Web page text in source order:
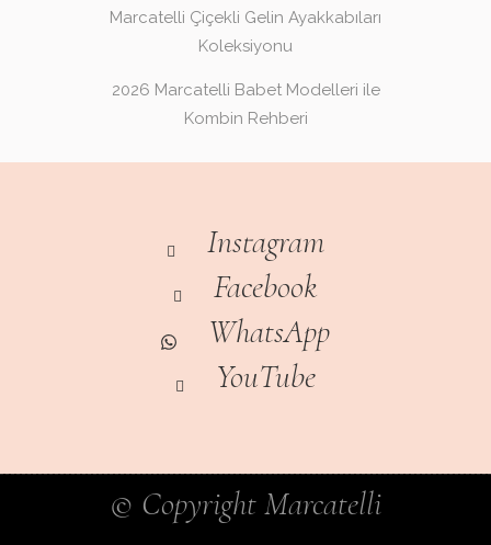
Marcatelli Çiçekli Gelin Ayakkabıları
Koleksiyonu
2026 Marcatelli Babet Modelleri ile
Kombin Rehberi
Instagram
Facebook
WhatsApp
YouTube
© Copyright Marcatelli